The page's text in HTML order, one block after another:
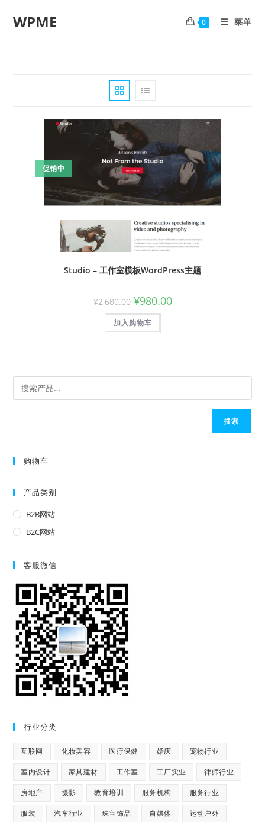
WPME 0 菜单
促销中
Studio – 工作室模板WordPress主题
¥2,680.00 ¥980.00
加入购物车
搜索
购物车
产品类别
B2B网站
B2C网站
客服微信
行业分类
互联网 化妆美容 医疗保健 婚庆 宠物行业
室内设计 家具建材 工作室 工厂实业 律师行业
房地产 摄影 教育培训 服务机构 服务行业
服装 汽车行业 珠宝饰品 自媒体 运动户外